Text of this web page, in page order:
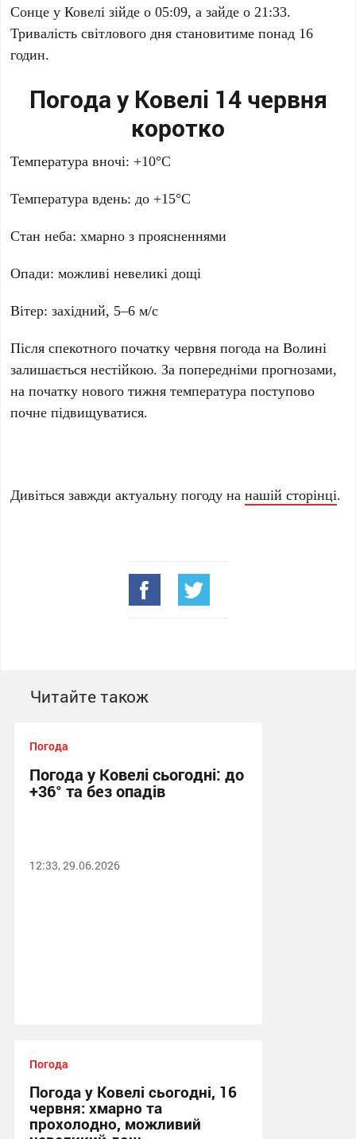
Сонце у Ковелі зійде о 05:09, а зайде о 21:33.
Тривалість світлового дня становитиме понад 16
годин.
Погода у Ковелі 14 червня
коротко
Температура вночі: +10°C
Температура вдень: до +15°C
Стан неба: хмарно з проясненнями
Опади: можливі невеликі дощі
Вітер: західний, 5–6 м/с
Після спекотного початку червня погода на Волині
залишається нестійкою. За попередніми прогнозами,
на початку нового тижня температура поступово
почне підвищуватися.
Дивіться завжди актуальну погоду нанашій сторінці.
Читайте також
Погода
Погода у Ковелі сьогодні: до
+36° та без опадів
12:33, 29.06.2026
Погода
Погода у Ковелі сьогодні, 16
червня: хмарно та
прохолодно, можливий